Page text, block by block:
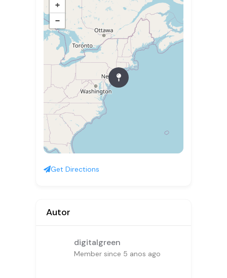
+
−
Get Directions
Autor
digitalgreen
Member since 5 anos ago